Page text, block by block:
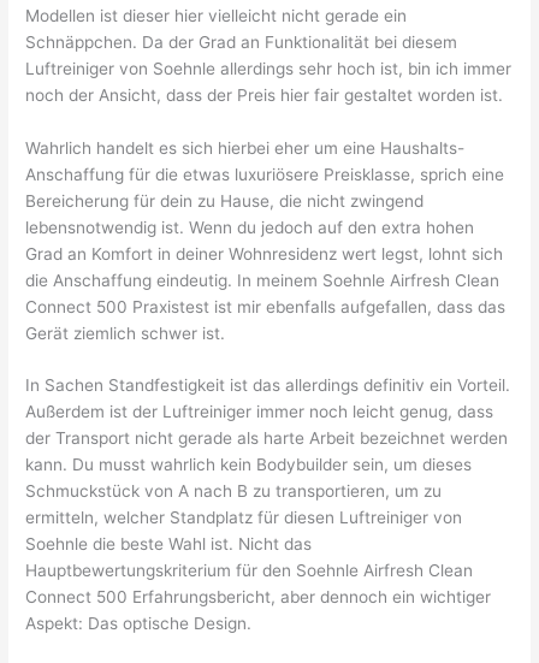
Modellen ist dieser hier vielleicht nicht gerade ein
Schnäppchen. Da der Grad an Funktionalität bei diesem
Luftreiniger von Soehnle allerdings sehr hoch ist, bin ich immer
noch der Ansicht, dass der Preis hier fair gestaltet worden ist.
Wahrlich handelt es sich hierbei eher um eine Haushalts-
Anschaffung für die etwas luxuriösere Preisklasse, sprich eine
Bereicherung für dein zu Hause, die nicht zwingend
lebensnotwendig ist. Wenn du jedoch auf den extra hohen
Grad an Komfort in deiner Wohnresidenz wert legst, lohnt sich
die Anschaffung eindeutig. In meinem Soehnle Airfresh Clean
Connect 500 Praxistest ist mir ebenfalls aufgefallen, dass das
Gerät ziemlich schwer ist.
In Sachen Standfestigkeit ist das allerdings definitiv ein Vorteil.
Außerdem ist der Luftreiniger immer noch leicht genug, dass
der Transport nicht gerade als harte Arbeit bezeichnet werden
kann. Du musst wahrlich kein Bodybuilder sein, um dieses
Schmuckstück von A nach B zu transportieren, um zu
ermitteln, welcher Standplatz für diesen Luftreiniger von
Soehnle die beste Wahl ist. Nicht das
Hauptbewertungskriterium für den Soehnle Airfresh Clean
Connect 500 Erfahrungsbericht, aber dennoch ein wichtiger
Aspekt: Das optische Design.